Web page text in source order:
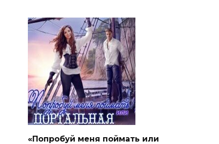
«Попробуй меня поймать или